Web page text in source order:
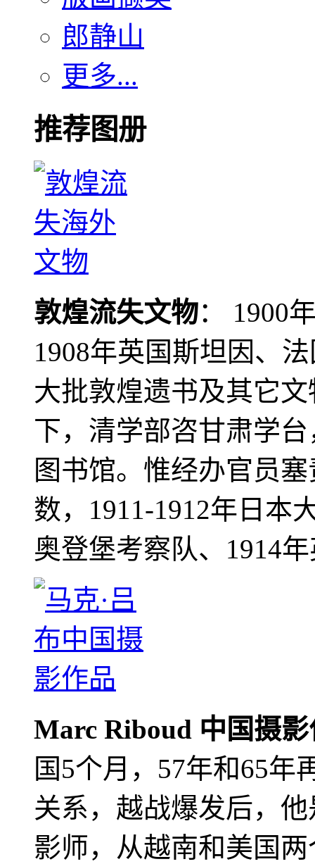
郎静山
更多...
推荐图册
敦煌流失文物： 1900
1908年英国斯坦因、
大批敦煌遗书及其它
下，清学部咨甘肃学
图书馆。惟经办官员
数，1911-1912年日本
奥登堡考察队、1914
Marc Riboud 中国摄
国5个月，57年和65年
关系，越战爆发后，
影师，从越南和美国